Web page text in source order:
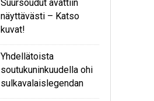
Suursoudut avattiin
näyttävästi – Katso
kuvat!
Yhdellätoista
soutukuninkuudella ohi
sulkavalaislegendan